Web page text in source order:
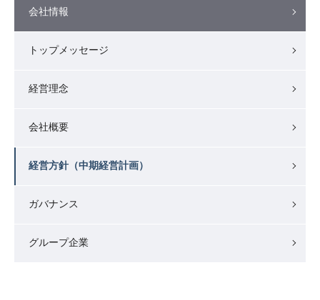
会社情報
トップメッセージ
経営理念
会社概要
経営方針（中期経営計画）
ガバナンス
グループ企業